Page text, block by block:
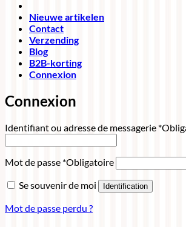
Nieuwe artikelen
Contact
Verzending
Blog
B2B-korting
Connexion
Connexion
Identifiant ou adresse de messagerie *
Mot de passe *Obligatoire
Se souvenir de moi
Identification
Mot de passe perdu ?